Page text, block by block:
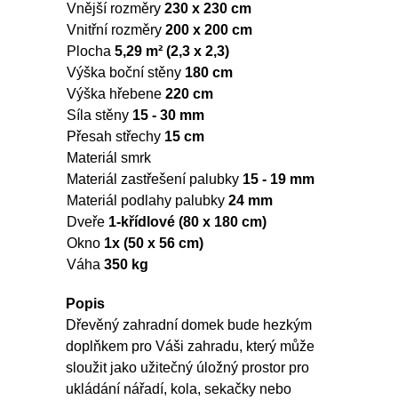
Popis
Dřevěný zahradní domek bude hezkým
doplňkem pro Váši zahradu, který může
sloužit jako užitečný úložný prostor pro
ukládání nářadí, kola, sekačky nebo
Vnější rozměry 230 x 230 cm
Vnitřní rozměry 200 x 200 cm
Plocha 5,29 m² (2,3 x 2,3)
Výška boční stěny 180 cm
Výška hřebene 220 cm
Síla stěny 15 - 30 mm
Přesah střechy 15 cm
Materiál smrk
Materiál zastřešení palubky 15 - 19 mm
Materiál podlahy palubky 24 mm
Dveře 1-křídlové (80 x 180 cm)
Okno 1x (50 x 56 cm)
Váha 350 kg